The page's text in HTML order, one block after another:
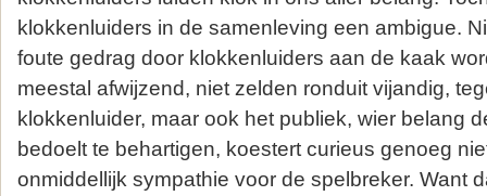
klokkenluiders in de samenleving een ambigue.
foute gedrag door klokkenluiders aan de kaak
meestal afwijzend, niet zelden ronduit vijandig,
klokkenluider, maar ook het publiek, wier belang
bedoelt te behartigen, koestert curieus genoeg
onmiddellijk sympathie voor de spelbreker. Want